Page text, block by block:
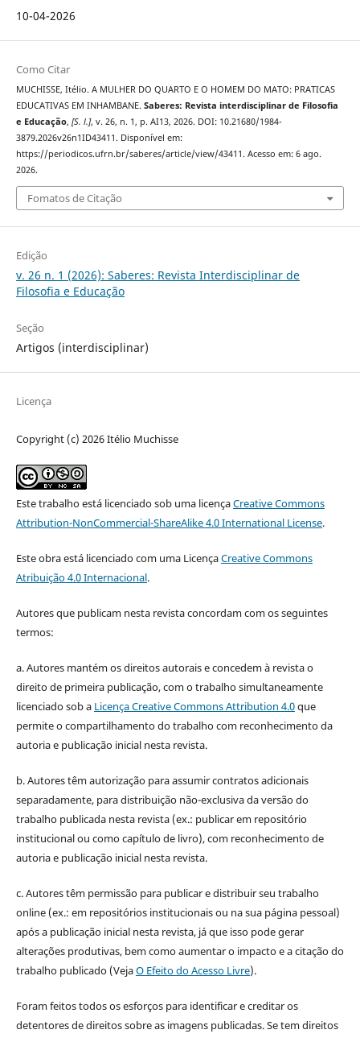
10-04-2026
Como Citar
MUCHISSE, Itélio. A MULHER DO QUARTO E O HOMEM DO MATO: PRATICAS
EDUCATIVAS EM INHAMBANE. Saberes: Revista interdisciplinar de Filosofia
e Educação, [S. l.], v. 26, n. 1, p. AI13, 2026. DOI: 10.21680/1984-
3879.2026v26n1ID43411. Disponível em:
https://periodicos.ufrn.br/saberes/article/view/43411. Acesso em: 6 ago.
2026.
Fomatos de Citação
Edição
v. 26 n. 1 (2026): Saberes: Revista Interdisciplinar de
Filosofia e Educação
Seção
Artigos (interdisciplinar)
Licença
Copyright (c) 2026 Itélio Muchisse
Este trabalho está licenciado sob uma licençaCreative Commons
Attribution-NonCommercial-ShareAlike 4.0 International License.
Este obra está licenciado com uma LicençaCreative Commons
Atribuição 4.0 Internacional.
Autores que publicam nesta revista concordam com os seguintes
termos:
a. Autores mantém os direitos autorais e concedem à revista o
direito de primeira publicação, com o trabalho simultaneamente
licenciado sob a Licença Creative Commons Attribution 4.0que
permite o compartilhamento do trabalho com reconhecimento da
autoria e publicação inicial nesta revista.
b. Autores têm autorização para assumir contratos adicionais
separadamente, para distribuição não-exclusiva da versão do
trabalho publicada nesta revista (ex.: publicar em repositório
institucional ou como capítulo de livro), com reconhecimento de
autoria e publicação inicial nesta revista.
c. Autores têm permissão para publicar e distribuir seu trabalho
online (ex.: em repositórios institucionais ou na sua página pessoal)
após a publicação inicial nesta revista, já que isso pode gerar
alterações produtivas, bem como aumentar o impacto e a citação do
trabalho publicado (VejaO Efeito do Acesso Livre).
Foram feitos todos os esforços para identificar e creditar os
detentores de direitos sobre as imagens publicadas. Se tem direitos